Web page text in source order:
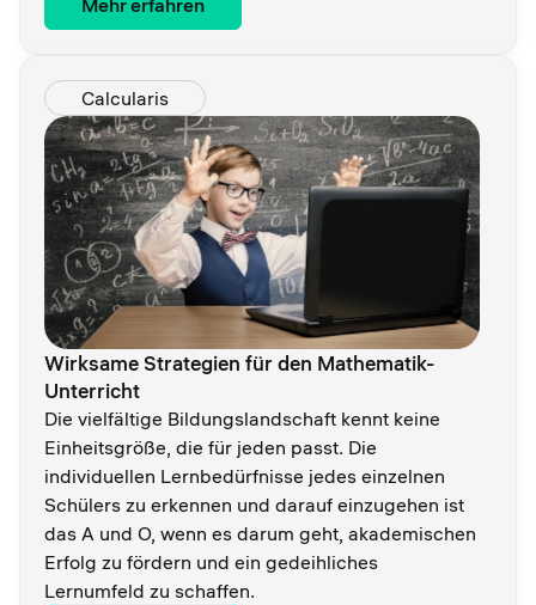
Mehr erfahren
Calcularis
Wirksame Strategien für den Mathematik-
Unterricht
Die vielfältige Bildungslandschaft kennt keine
Einheitsgröße, die für jeden passt. Die
individuellen Lernbedürfnisse jedes einzelnen
Schülers zu erkennen und darauf einzugehen ist
das A und O, wenn es darum geht, akademischen
Erfolg zu fördern und ein gedeihliches
Lernumfeld zu schaffen.